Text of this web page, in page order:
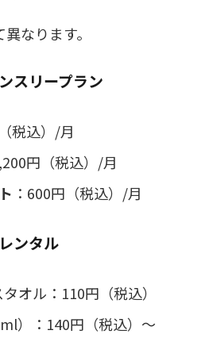
なります。
スリープラン
税込）/月
円（税込）/月
：600円（税込）/月
ンタル
オル：110円（税込）
）：140円（税込）～